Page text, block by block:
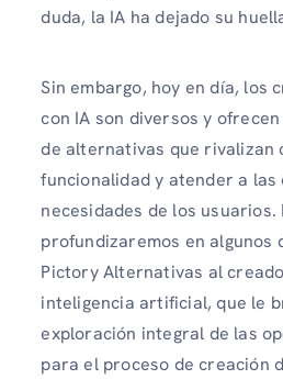
duda, la IA ha dejado su
Sin embargo, hoy en día, los
con IA son diversos y
de alternativas que rivalizan
funcionalidad y atender a
necesidades de los
profundizaremos en algunos
Pictory Alternativas al
inteligencia artificial, que le
exploración integral de las
para el proceso de creación